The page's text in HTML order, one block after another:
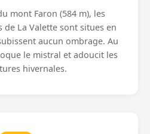
mont Faron (584 m), les
La Valette sont situes en
aucun ombrage. Au
le mistral et adoucit les
hivernales.